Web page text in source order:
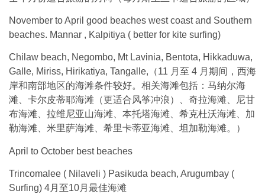
November to April good beaches west coast and Southern
beaches. Mannar , Kalpitiya ( better for kite surfing)
Chilaw beach, Negombo, Mt Lavinia, Bentota, Hikkaduwa,
Galle, Miriss, Hirikatiya, Tangalle,（11 月至 4 月期间，西海
岸和南部地区的海滩条件较好。相关海滩包括：马纳尔海
滩、卡尔皮蒂耶海滩（更适合风筝冲浪）、奇拉海滩、尼甘
布海滩、拉维尼亚山海滩、本托塔海滩、希克杜沃海滩、加
勒海滩、米里萨海滩、希里卡蒂亚海滩、坦加勒海滩。）
April to October best beaches
Trincomalee ( Nilaveli ) Pasikuda beach, Arugumbay (
Surfing) 4月至10月最佳海滩